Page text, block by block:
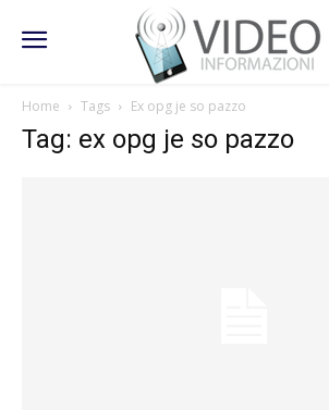
Home Tags Ex opg je so pazzo
Tag: ex opg je so pazzo